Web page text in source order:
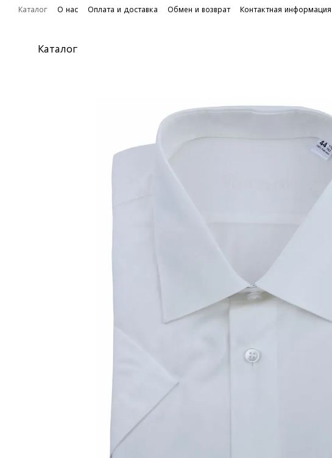
Перейти к основному контенту
Каталог О нас Оплата и доставка Обмен и возврат Контактная информация
Каталог